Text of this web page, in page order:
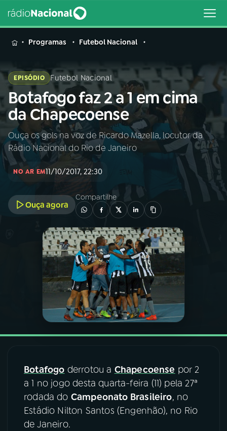
MENU
Buscar
na
Rádio
Nacional
Buscar
AO VIVO
PROGRAMAÇÃO
PROGRAMAS
PODCASTS
07ÚLTIMAS
FESTIVAL DE MÚSICA
Programas Futebol Nacional
EPISÓDIO Futebol Nacional
Botafogo faz 2 a 1 em cima
da Chapecoense
Ouça os gols na voz de Ricardo Mazella, locutor da
Rádio Nacional do Rio de Janeiro
NO AR EM11/10/2017, 22:30
Ouça agora
Compartilhe
Botafogo derrotou a Chapecoense por 2
a 1 no jogo desta quarta-feira (11) pela 27ª
rodada do Campeonato Brasileiro, no
Estádio Nilton Santos (Engenhão), no Rio
de Janeiro.